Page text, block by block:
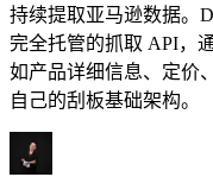
持续提取亚马逊数据。
完全托管的抓取 API，
如产品详细信息、定价
自己的刮板基础架构。